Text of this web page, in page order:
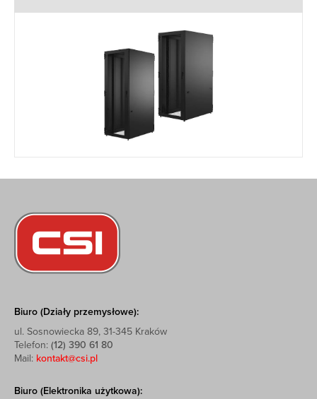
Biuro (Działy przemysłowe):
ul. Sosnowiecka 89, 31-345 Kraków
Telefon: (12) 390 61 80
Mail: kontakt@csi.pl
Biuro (Elektronika użytkowa):